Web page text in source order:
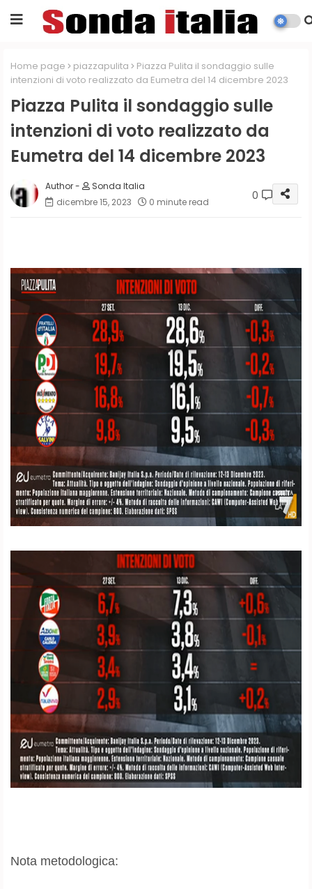
Home page piazzapulita
Piazza Pulita il sondaggio sulle
intenzioni di voto realizzato da Eumetra del 14 dicembre 2023
Piazza Pulita il sondaggio sulle
intenzioni di voto realizzato da
Eumetra del 14 dicembre 2023
Sonda Italia
dicembre 15, 2023
0 minute read 0
Nota metodologica: